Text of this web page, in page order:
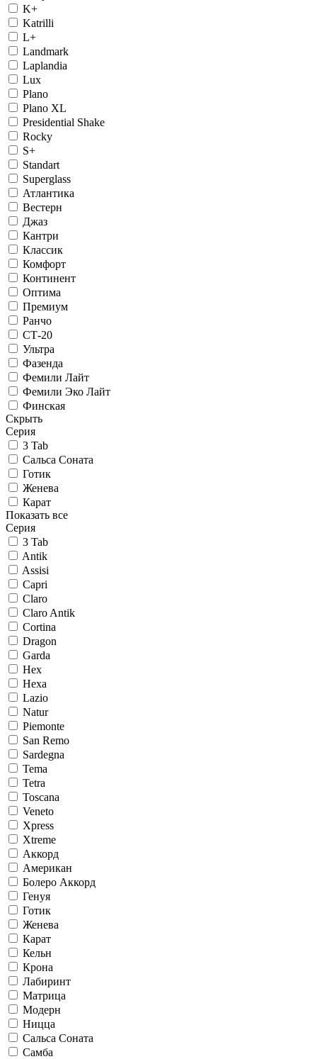
K+
Katrilli
L+
Landmark
Laplandia
Lux
Plano
Plano XL
Presidential Shake
Rocky
S+
Standart
Superglass
Атлантика
Вестерн
Джаз
Кантри
Классик
Комфорт
Континент
Оптима
Премиум
Ранчо
СТ-20
Ультра
Фазенда
Фемили Лайт
Фемили Эко Лайт
Финская
Скрыть
Серия
3 Tab
Сальса Соната
Готик
Женева
Карат
Показать все
Серия
3 Tab
Antik
Assisi
Capri
Claro
Claro Antik
Cortina
Dragon
Garda
Hex
Hexa
Lazio
Natur
Piemonte
San Remo
Sardegna
Tema
Tetra
Toscana
Veneto
Xpress
Xtreme
Аккорд
Американ
Болеро Аккорд
Генуя
Готик
Женева
Карат
Кельн
Крона
Лабиринт
Матрица
Модерн
Ницца
Сальса Соната
Самба